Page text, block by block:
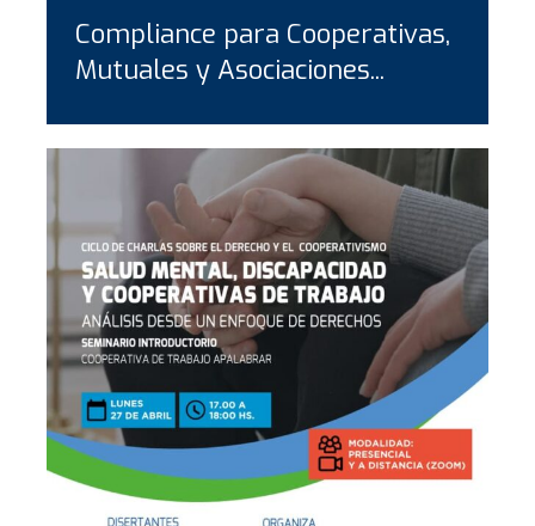
Compliance para Cooperativas,
Mutuales y Asociaciones...